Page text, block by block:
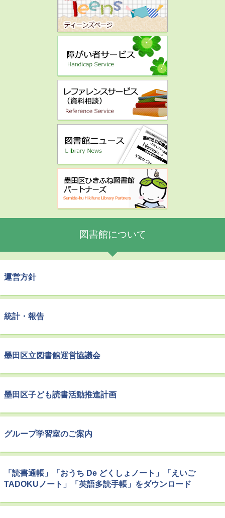
図書館について
運営方針
統計・報告
墨田区立図書館運営協議会
墨田区子ども読書活動推進計画
グループ学習室のご案内
「読書通帳」「おうち De どくしょノート」「えいご
TADOKUノート」「英語多読手帳」をダウンロード